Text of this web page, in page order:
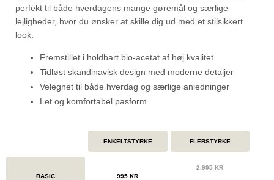
perfekt til både hverdagens mange gøremål og særlige
lejligheder, hvor du ønsker at skille dig ud med et stilsikkert
look.
Fremstillet i holdbart bio-acetat af høj kvalitet
Tidløst skandinavisk design med moderne detaljer
Velegnet til både hverdag og særlige anledninger
Let og komfortabel pasform
ENKELTSTYRKE FLERSTYRKE
BASIC 995 KR
2.995 KR